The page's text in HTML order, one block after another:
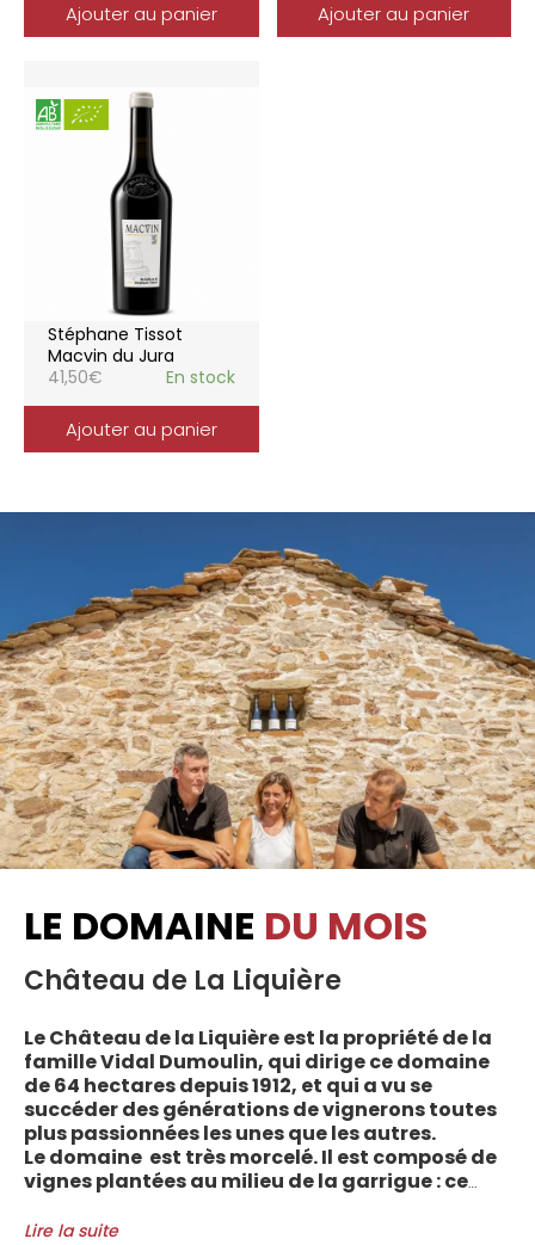
Ajouter au panier Ajouter au panier
Stéphane Tissot
Macvin du Jura
41,50€ En stock
Ajouter au panier
LE DOMAINE DU MOIS
Château de La Liquière
Le Château de la Liquière est la propriété de la
famille Vidal Dumoulin, qui dirige ce domaine
de 64 hectares depuis 1912, et qui a vu se
succéder des générations de vignerons toutes
plus passionnées les unes que les autres.
Le domaine est très morcelé. Il est composé de
vignes plantées au milieu de la garrigue : ce
entre les villages d’Autignac, Caussiniojouls,
Lire la suite